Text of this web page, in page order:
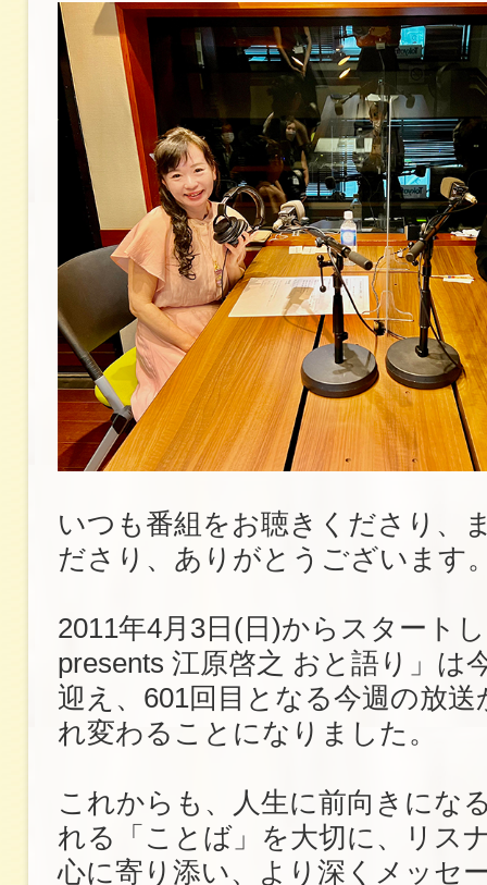
いつも番組をお聴きくださり、
ださり、ありがとうございます
2011年4月3日(日)からスタート
presents 江原啓之 おと語り」は
迎え、601回目となる今週の放
れ変わることになりました。
これからも、人生に前向きにな
れる「ことば」を大切に、リス
心に寄り添い、より深くメッセ